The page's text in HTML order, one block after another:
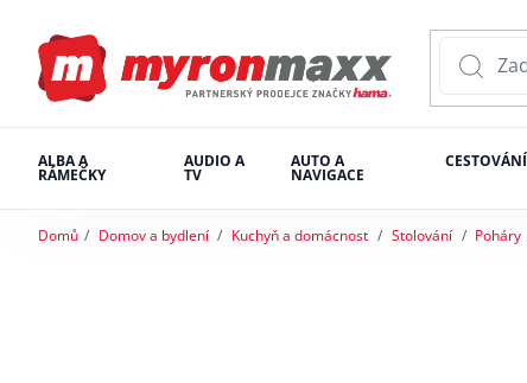
ALBA A
RÁMEČKY
AUDIO A
TV
AUTO A
NAVIGACE
CESTOVÁNÍ
Domů Domov a bydlení Kuchyň a domácnost Stolování Poháry